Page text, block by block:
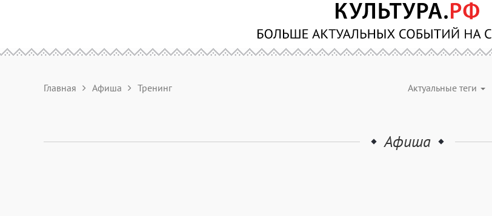
Главная Афиша Тренинг Актуальные теги
Афиша